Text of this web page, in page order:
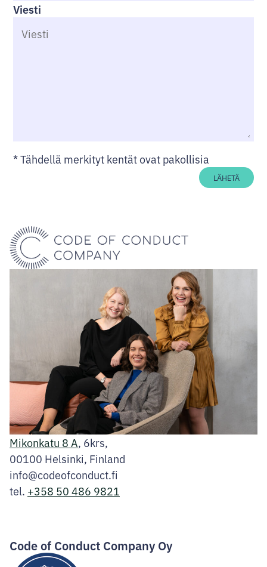
Viesti
*Tähdellä merkityt kentät ovat pakollisia
LÄHETÄ
Mikonkatu 8 A, 6krs,
00100 Helsinki, Finland
info@codeofconduct.fi
tel. +358 50 486 9821
Code of Conduct Company Oy